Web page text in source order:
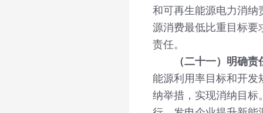
和可再生能源电力消纳
源消费最低比重目标要
责任。
（二十一）明确
能源利用率目标和开发
纳举措，实现消纳目标